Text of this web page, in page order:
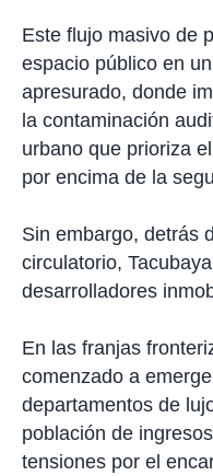
Este flujo masivo de
espacio público en
apresurado, donde
la contaminación
urbano que prioriza
por encima de la
Sin embargo, detrás
circulatorio,
desarrolladores
En las franjas
comenzado a
departamentos de
población de
tensiones por el